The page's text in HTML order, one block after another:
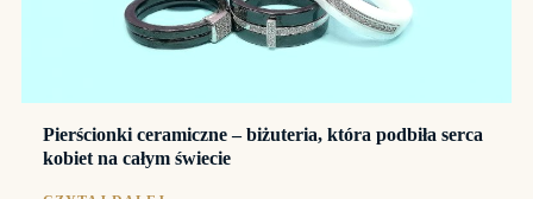
Pierścionki ceramiczne – biżuteria, która podbiła serca
kobiet na całym świecie